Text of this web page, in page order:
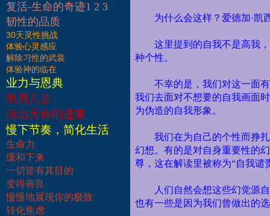
复活-生命的奇迹1 2 3
韧性的品质
30天灵性挑战
体验心灵感应
解除习性的武装
体验神的临在
业力与恩典
凯西八步
活出天命的迹象
慢下节奏，简化生活
生命力
缓和下来
一切皆有其目的
变得善良
慢慢地展现你的极致
转化焦虑
为什么会这样？爱德加·凯
这里提到的自我不是高我
种个性。
不幸的是，我们对这一面
我们去面对不想要的自我画面
为伪造的自我形象。
我们在为自己的个性而挣
幻想。有的是对自身重要性的
尊，这在解读里被称为“自我谴
人们自然会想这些幻觉源
也有一些是因为我们曾做出的